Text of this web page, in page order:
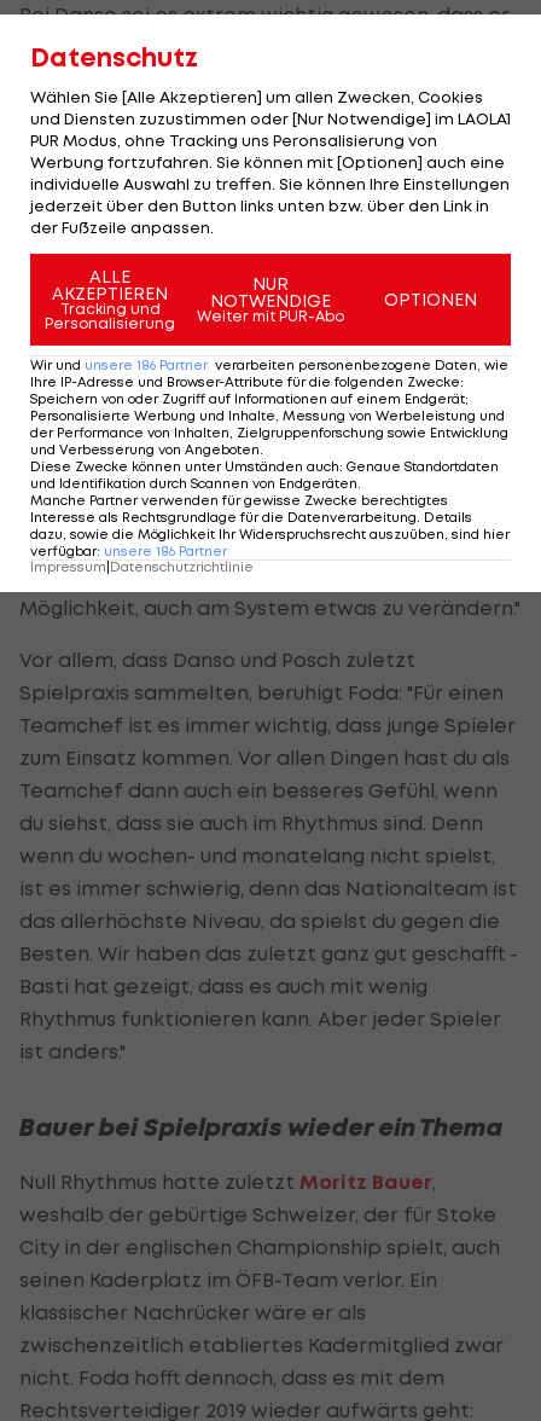
Bei Danso sei es extrem wichtig gewesen, dass er
kurz vor Weihnachten Einsatzzeit beim
Selbstvertrauen wichtig. Wir waren bei den
Spielen vor Ort. Das hat ihm sehr gut getan. Im
Prinzip werden die Karten jetzt wieder neu
gemischt, wobei Augsburg mit Martin Hinteregger
und Jeffrey Gouweleeuw noch zwei sehr gute
Innenverteidiger hat."
Lienhart kommt beimSC Freiburg
Kurzeinsätzen. "Aber wichtig ist ja, dass du mal in
den Rhythmus kommst und auf höchstem Niveau
spielst", meint der Teamchef, den es vor allem die
jüngste Entwicklung von Posch angetan hat:
"Er ist sehr interessant. Posch hat in Hoffenheim
zuletzt in der Dreierkette gut gespielt. Das wäre
eine Variante mit ihm, dann hast du wieder die
Möglichkeit, auch am System etwas zu verändern."
Vor allem, dass Danso und Posch zuletzt
Spielpraxis sammelten, beruhigt Foda: "Für einen
Teamchef ist es immer wichtig, dass junge Spieler
zum Einsatz kommen. Vor allen Dingen hast du als
Teamchef dann auch ein besseres Gefühl, wenn
du siehst, dass sie auch im Rhythmus sind. Denn
wenn du wochen- und monatelang nicht spielst,
ist es immer schwierig, denn das Nationalteam ist
das allerhöchste Niveau, da spielst du gegen die
Besten. Wir haben das zuletzt ganz gut geschafft -
Basti hat gezeigt, dass es auch mit wenig
Rhythmus funktionieren kann. Aber jeder Spieler
ist anders."
Bauer bei Spielpraxis wieder ein Thema
Null Rhythmus hatte zuletzt Moritz Bauer
weshalb der gebürtige Schweizer, der für Stoke
City in der englischen Championship spielt, auch
seinen Kaderplatz im ÖFB-Team verlor. Ein
klassischer Nachrücker wäre er als
zwischenzeitlich etabliertes Kadermitglied zwar
nicht. Foda hofft dennoch, dass es mit dem
Rechtsverteidiger 2019 wieder aufwärts geht:
Datenschutz
Wählen Sie [Alle Akzeptieren] um allen Zwecken, Cookies
und Diensten zuzustimmen oder [Nur Notwendige] im LAOLA1
PUR Modus, ohne Tracking uns Peronsalisierung von
Werbung fortzufahren. Sie können mit [Optionen] auch eine
individuelle Auswahl zu treffen. Sie können Ihre Einstellungen
jederzeit über den Button links unten bzw. über den Link in
der Fußzeile anpassen.
ALLE
AKZEPTIEREN
Tracking und
Personalisierung
NUR
NOTWENDIGE
Weiter mit PUR-Abo
OPTIONEN
Wir und unsere 186 Partner verarbeiten personenbezogene Daten, wie
Ihre IP-Adresse und Browser-Attribute für die folgenden Zwecke:
Speichern von oder Zugriff auf Informationen auf einem Endgerät;
Personalisierte Werbung und Inhalte, Messung von Werbeleistung und
der Performance von Inhalten, Zielgruppenforschung sowie Entwicklung
und Verbesserung von Angeboten.
Diese Zwecke können unter Umständen auch: Genaue Standortdaten
und Identifikation durch Scannen von Endgeräten.
Manche Partner verwenden für gewisse Zwecke berechtigtes
Interesse als Rechtsgrundlage für die Datenverarbeitung. Details
dazu, sowie die Möglichkeit Ihr Widerspruchsrecht auszuüben, sind hier
verfügbar: unsere 186 Partner
Impressum Datenschutzrichtlinie